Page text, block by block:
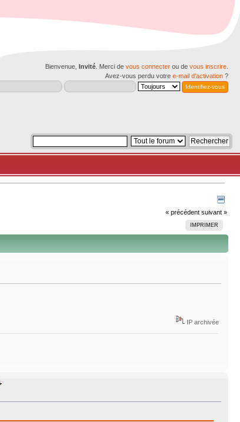
Bienvenue, Invité . Merci de vous connecter ou de vous inscrire
Avez-vous perdu votre e-mail d'activation ?
« précédent suivant »
IMPRIMER
IP archivée